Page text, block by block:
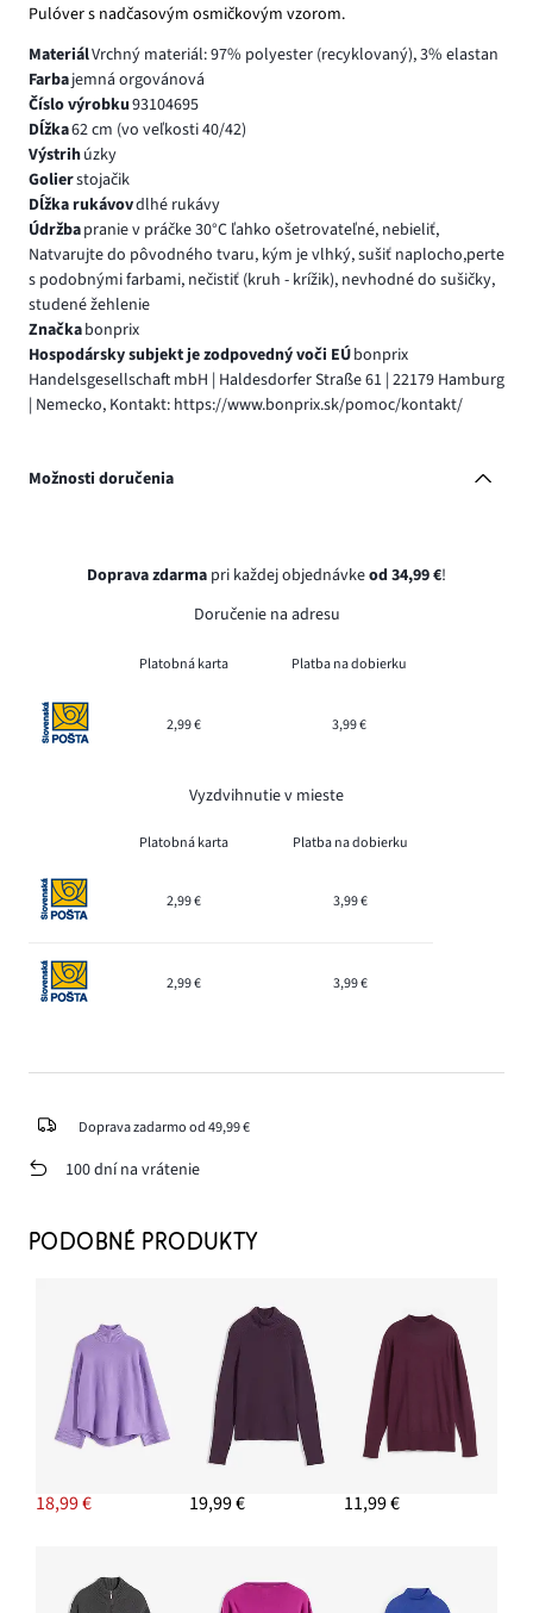
Pulóver s nadčasovým osmičkovým vzorom.
MateriálVrchný materiál: 97% polyester (recyklovaný), 3% elastan
Farbajemná orgovánová
Číslo výrobku93104695
Dĺžka62 cm (vo veľkosti 40/42)
Výstrihúzky
Golierstojačik
Dĺžka rukávovdlhé rukávy
Údržbapranie v práčke 30°C ľahko ošetrovateľné, nebieliť,
Natvarujte do pôvodného tvaru, kým je vlhký, sušiť naplocho,perte
s podobnými farbami, nečistiť (kruh - krížik), nevhodné do sušičky,
studené žehlenie
Značkabonprix
Hospodársky subjekt je zodpovedný voči EÚbonprix
Handelsgesellschaft mbH | Haldesdorfer Straße 61 | 22179 Hamburg
| Nemecko, Kontakt: https://www.bonprix.sk/pomoc/kontakt/
Možnosti doručenia
Doprava zdarma pri každej objednávkeod 34,99 €!
Doručenie na adresu
Platobná karta Platba na dobierku
2,99 € 3,99 €
Vyzdvihnutie v mieste
Platobná karta Platba na dobierku
2,99 € 3,99 €
2,99 € 3,99 €
Doprava zadarmo od 49,99 €
100 dní na vrátenie
PODOBNÉ PRODUKTY
18,99 € 19,99 € 11,99 €